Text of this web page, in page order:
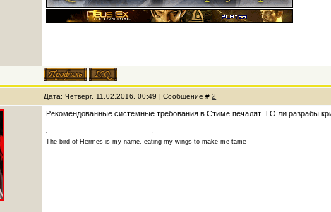
Дата: Четверг, 11.02.2016, 00:49 | Сообщение #2
Рекомендованные системные требования в Стиме печалят. ТО ли разрабы
The bird of Hermes is my name, eating my wings to make me tame